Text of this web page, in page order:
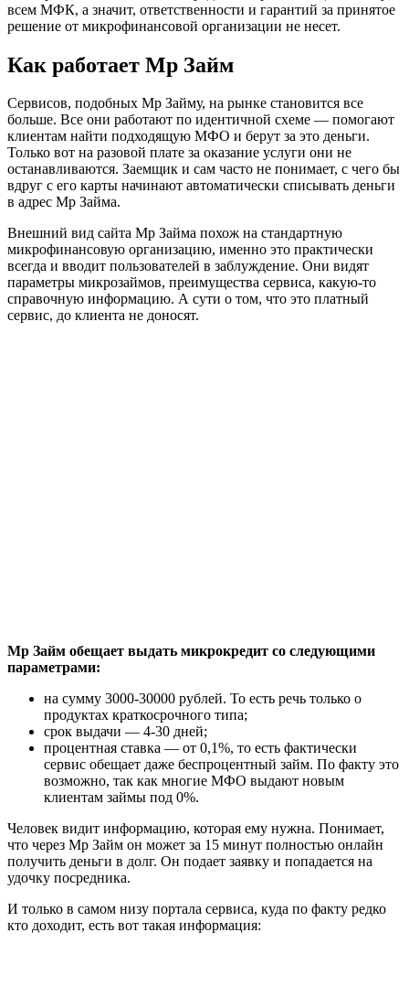
всем МФК, а значит, ответственности и гарантий за принятое
решение от микрофинансовой организации не несет.
Как работает Мр Займ
Сервисов, подобных Мр Займу, на рынке становится все
больше. Все они работают по идентичной схеме — помогают
клиентам найти подходящую МФО и берут за это деньги.
Только вот на разовой плате за оказание услуги они не
останавливаются. Заемщик и сам часто не понимает, с чего бы
вдруг с его карты начинают автоматически списывать деньги
в адрес Мр Займа.
Внешний вид сайта Мр Займа похож на стандартную
микрофинансовую организацию, именно это практически
всегда и вводит пользователей в заблуждение. Они видят
параметры микрозаймов, преимущества сервиса, какую-то
справочную информацию. А сути о том, что это платный
сервис, до клиента не доносят.
Мр Займ обещает выдать микрокредит со следующими
параметрами:
на сумму 3000-30000 рублей. То есть речь только о
продуктах краткосрочного типа;
срок выдачи — 4-30 дней;
процентная ставка — от 0,1%, то есть фактически
сервис обещает даже беспроцентный займ. По факту это
возможно, так как многие МФО выдают новым
клиентам займы под 0%.
Человек видит информацию, которая ему нужна. Понимает,
что через Мр Займ он может за 15 минут полностью онлайн
получить деньги в долг. Он подает заявку и попадается на
удочку посредника.
И только в самом низу портала сервиса, куда по факту редко
кто доходит, есть вот такая информация: